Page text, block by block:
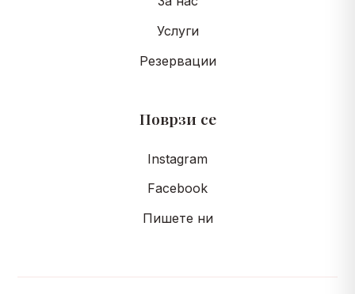
Услуги
Резервации
Поврзи се
Instagram
Facebook
Пишете ни